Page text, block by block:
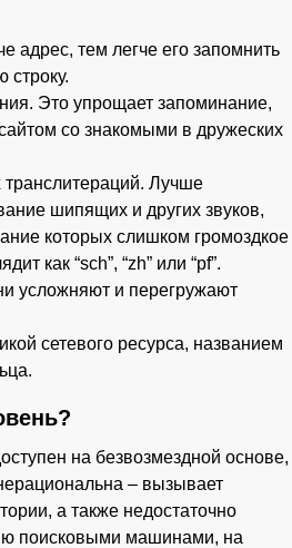
адрес, тем легче его запомнить
строку.
Это упрощает запоминание,
со знакомыми в дружеских
Лучше
шипящих и других звуков,
которых слишком громоздкое
как “sch”, “zh” или “pf”.
усложняют и перегружают
сетевого ресурса, названием
на безвозмездной основе,
– вызывает
а также недостаточно
поисковыми машинами, на